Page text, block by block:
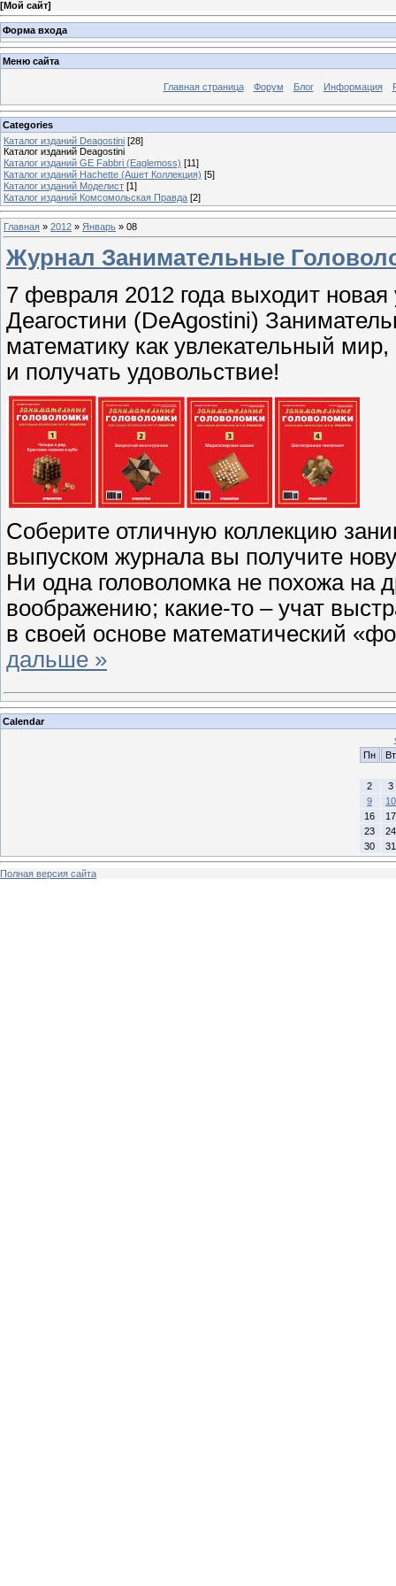
[Мой сайт]
Форма входа
Меню сайта
Главная страница Форум Блог Информация
Categories
Каталог изданий Deagostini [28]
Каталог изданий Deagostini
Каталог изданий GE Fabbri (Eaglemoss) [11]
Каталог изданий Hachette (Ашет Коллекция) [5]
Каталог изданий Моделист [1]
Каталог изданий Комсомольская Правда [2]
Главная » 2012 » Январь » 08
Журнал Занимательные
7 февраля 2012 года выходит новая
Деагостини (DeAgostini)
математику как увлекательный
и получать удовольствие!
Соберите отличную коллекцию
выпуском журнала вы получите
Ни одна головоломка не похожа на
воображению; какие-то – учат
в своей основе математический
дальше »
Calendar
Пн
Вт
2
3
9
10
16
17
23
24
30
31
Полная версия сайта